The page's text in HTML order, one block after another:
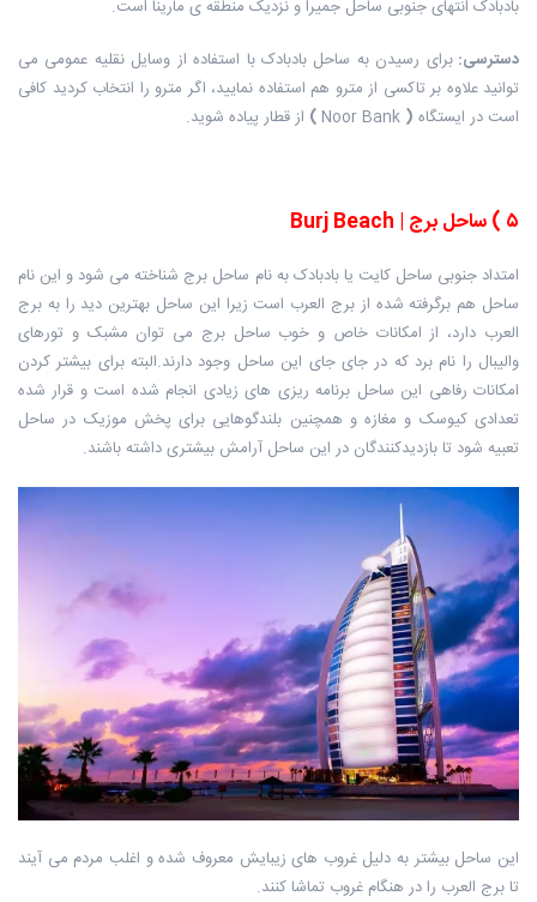
بادبادک انتهای جنوبی ساحل جمیرا و نزدیک منطقه ی مارینا است.
دسترسی: برای رسیدن به ساحل بادبادک با استفاده از وسایل نقلیه عمومی می
توانید علاوه بر تاکسی از مترو هم استفاده نمایید، اگر مترو را انتخاب کردید کافی
است در ایستگاه (
) از قطار پیاده شوید.
۵ )ساحل برج | Burj Beach
امتداد جنوبی ساحل کایت یا بادبادک به نام ساحل برج شناخته می شود و این نام
ساحل هم برگرفته شده از برج العرب است زیرا این ساحل بهترین دید را به برج
العرب دارد، از امکانات خاص و خوب ساحل برج می توان مشبک و تورهای
والیبال را نام برد که در جای جای این ساحل وجود دارند.البته برای بیشتر کردن
امکانات رفاهی این ساحل برنامه ریزی های زیادی انجام شده است و قرار شده
تعدادی کیوسک و مغازه و همچنین بلندگوهایی برای پخش موزیک در ساحل
تعبیه شود تا بازدیدکنندگان در این ساحل آرامش بیشتری داشته باشند.
این ساحل بیشتر به دلیل غروب های زیبایش معروف شده و اغلب مردم می آیند
تا برج العرب را در هنگام غروب تماشا کنند.